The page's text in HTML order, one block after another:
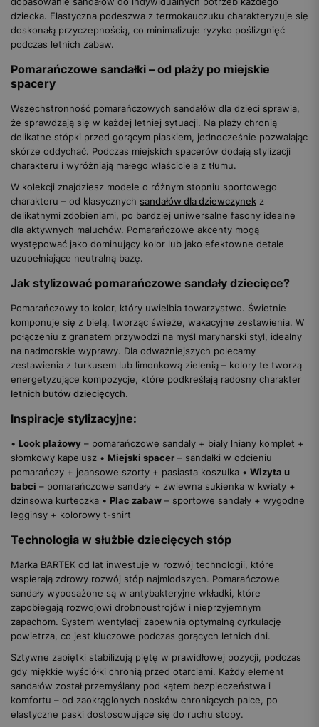
dziecka. Elastyczna podeszwa z termokauczuku charakteryzuje się
doskonałą przyczepnością, co minimalizuje ryzyko poślizgnięć
podczas letnich zabaw.
Pomarańczowe sandałki – od plaży po miejskie
spacery
Wszechstronność pomarańczowych sandałów dla dzieci sprawia,
że sprawdzają się w każdej letniej sytuacji. Na plaży chronią
delikatne stópki przed gorącym piaskiem, jednocześnie pozwalając
skórze oddychać. Podczas miejskich spacerów dodają stylizacji
charakteru i wyróżniają małego właściciela z tłumu.
W kolekcji znajdziesz modele o różnym stopniu sportowego
charakteru – od klasycznych sandałów dla dziewczynek z
delikatnymi zdobieniami, po bardziej uniwersalne fasony idealne
dla aktywnych maluchów. Pomarańczowe akcenty mogą
występować jako dominujący kolor lub jako efektowne detale
uzupełniające neutralną bazę.
Jak stylizować pomarańczowe sandały dziecięce?
Pomarańczowy to kolor, który uwielbia towarzystwo. Świetnie
komponuje się z bielą, tworząc świeże, wakacyjne zestawienia. W
połączeniu z granatem przywodzi na myśl marynarski styl, idealny
na nadmorskie wyprawy. Dla odważniejszych polecamy
zestawienia z turkusem lub limonkową zielenią – kolory te tworzą
energetyzujące kompozycje, które podkreślają radosny charakter
letnich butów dziecięcych.
Inspiracje stylizacyjne:
• Look plażowy – pomarańczowe sandały + biały lniany komplet +
słomkowy kapelusz • Miejski spacer – sandałki w odcieniu
pomarańczy + jeansowe szorty + pasiasta koszulka • Wizyta u
babci – pomarańczowe sandały + zwiewna sukienka w kwiaty +
dżinsowa kurteczka • Plac zabaw – sportowe sandały + wygodne
legginsy + kolorowy t-shirt
Technologia w służbie dziecięcych stóp
Marka BARTEK od lat inwestuje w rozwój technologii, które
wspierają zdrowy rozwój stóp najmłodszych. Pomarańczowe
sandały wyposażone są w antybakteryjne wkładki, które
zapobiegają rozwojowi drobnoustrojów i nieprzyjemnym
zapachom. System wentylacji zapewnia optymalną cyrkulację
powietrza, co jest kluczowe podczas gorących letnich dni.
Sztywne zapiętki stabilizują piętę w prawidłowej pozycji, podczas
gdy miękkie wyściółki chronią przed otarciami. Każdy element
sandałów został przemyślany pod kątem bezpieczeństwa i
komfortu – od zaokrąglonych nosków chroniących palce, po
elastyczne paski dostosowujące się do ruchu stopy.